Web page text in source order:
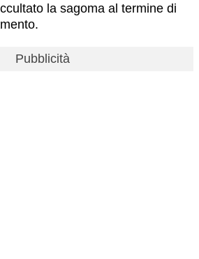
la sagoma al termine di
Pubblicità